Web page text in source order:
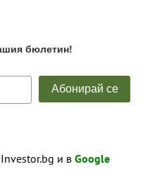
и в Google